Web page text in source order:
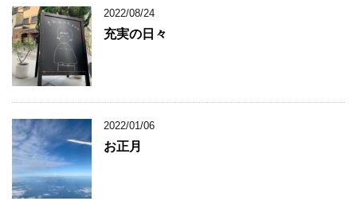
2022/08/24
充実の日々
2022/01/06
お正月